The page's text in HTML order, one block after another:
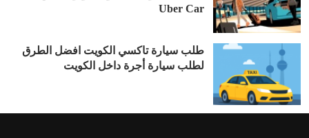
Uber Car
طلب سيارة تاكسي الكويت افضل الطرق
لطلب سيارة أجرة داخل الكويت